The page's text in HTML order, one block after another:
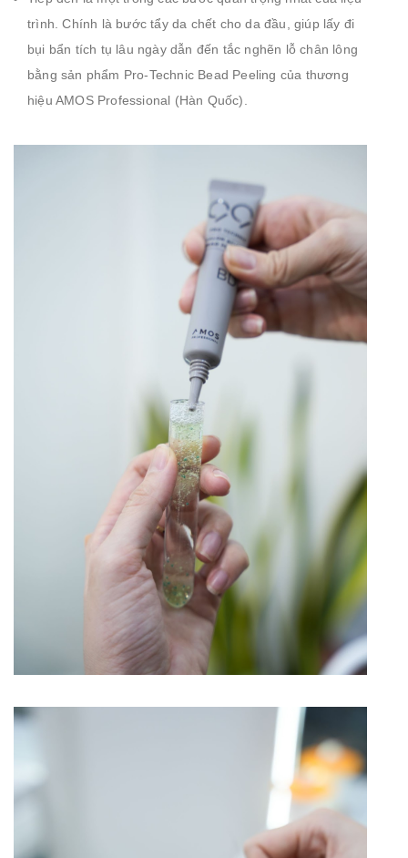
trình. Chính là bước tẩy da chết cho da đầu, giúp lấy đi
bụi bẩn tích tụ lâu ngày dẫn đến tắc nghẽn lỗ chân lông
bằng sản phẩm Pro-Technic Bead Peeling của thương
hiệu AMOS Professional (Hàn Quốc).